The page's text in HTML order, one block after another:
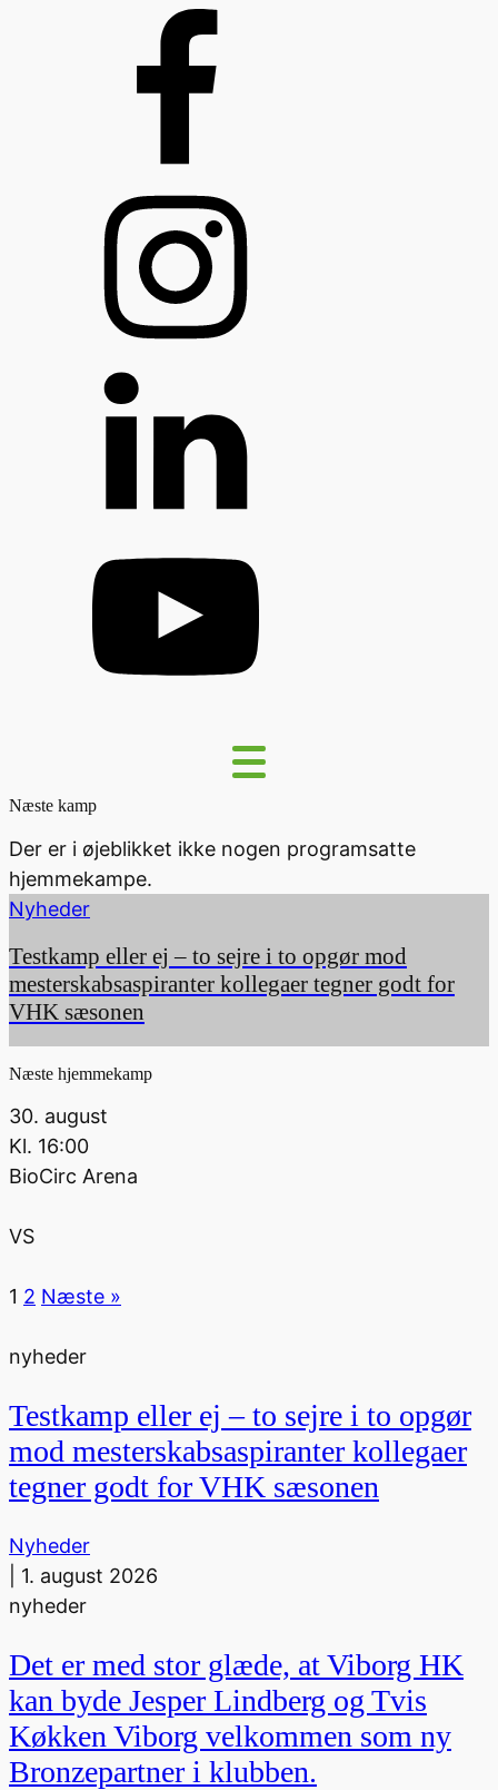
Næste kamp
Der er i øjeblikket ikke nogen programsatte
hjemmekampe.
Nyheder
Testkamp eller ej – to sejre i to opgør mod
mesterskabsaspiranter kollegaer tegner godt for
VHK sæsonen
Næste hjemmekamp
30. august
Kl. 16:00
BioCirc Arena
VS
1 2 Næste »
nyheder
Testkamp eller ej – to sejre i to opgør
mod mesterskabsaspiranter kollegaer
tegner godt for VHK sæsonen
Nyheder
1. august 2026
nyheder
Det er med stor glæde, at Viborg HK
kan byde Jesper Lindberg og Tvis
Køkken Viborg velkommen som ny
Bronzepartner i klubben.